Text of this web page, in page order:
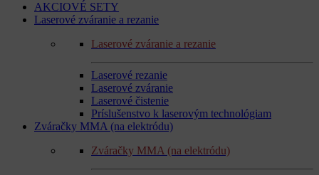
AKCIOVÉ SETY
Laserové zváranie a rezanie
Laserové zváranie a rezanie
Laserové rezanie
Laserové zváranie
Laserové čistenie
Príslušenstvo k laserovým technológiam
Zváračky MMA (na elektródu)
Zváračky MMA (na elektródu)